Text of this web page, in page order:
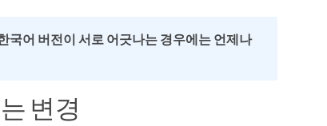
국어 버전이 서로 어긋나는 경우에는 언제나
변경